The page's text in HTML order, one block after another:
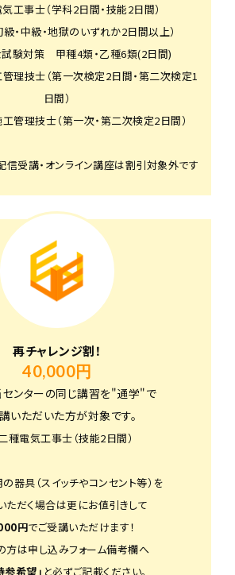
気工事士（学科2日間・技能2日間）
級・中級・地獄のいずれか2日間以上）
試験対策 甲種4類・乙種6類(2日間)
理技士（第一次検定2日間・第二次検定1
日間）
管理技士（第一次・第二次検定2日間）
信受講・オンライン講座は割引対象外です
再チャレンジ割！
40,000円
ンターの同じ講習を"通学"で
いただいた方が対象です。
種電気工事士（技能2日間）
器具（スイッチやコンセント等）を
ただく場合は更にお値引きして
円でご受講いただけます！
方は申し込みフォーム備考欄へ
参希望」 と必ずご記載ください。